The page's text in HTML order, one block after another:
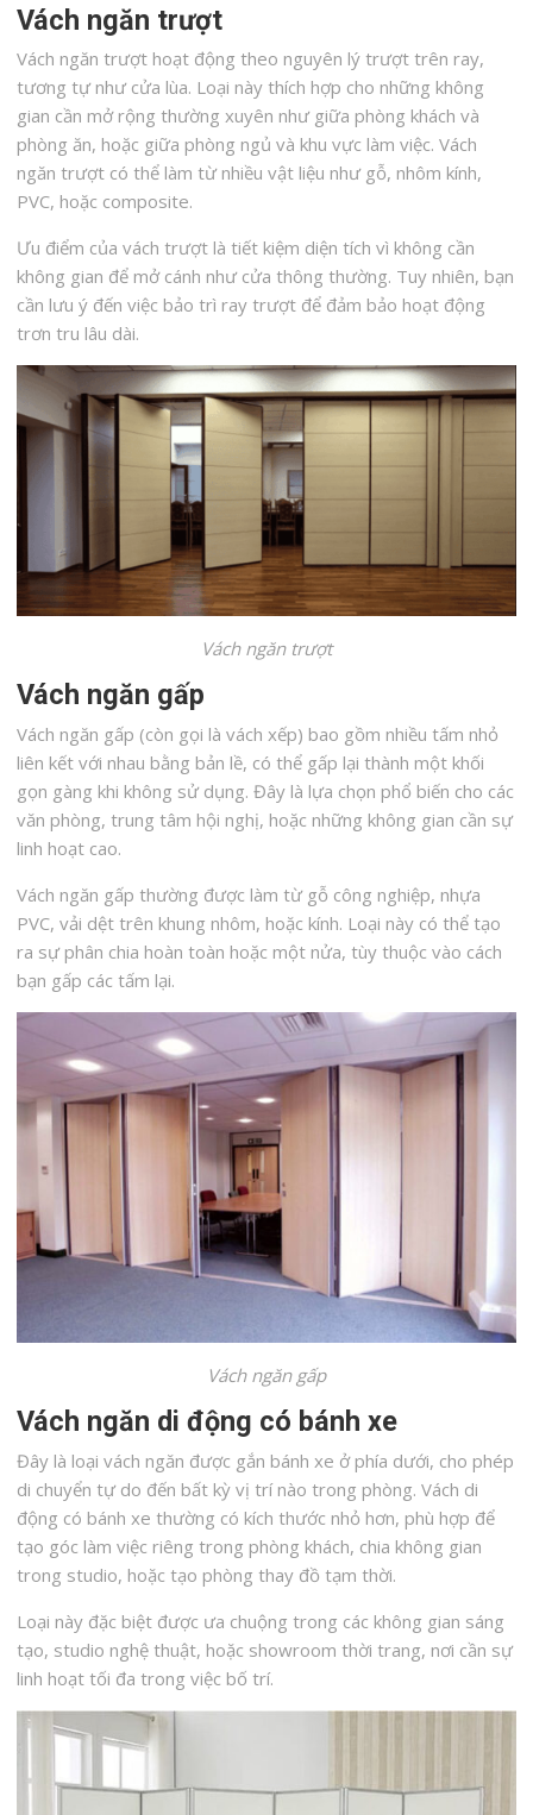
Vách ngăn trượt
Vách ngăn trượt hoạt động theo nguyên lý trượt trên ray,
tương tự như cửa lùa. Loại này thích hợp cho những không
gian cần mở rộng thường xuyên như giữa phòng khách và
phòng ăn, hoặc giữa phòng ngủ và khu vực làm việc. Vách
ngăn trượt có thể làm từ nhiều vật liệu như gỗ, nhôm kính,
PVC, hoặc composite.
Ưu điểm của vách trượt là tiết kiệm diện tích vì không cần
không gian để mở cánh như cửa thông thường. Tuy nhiên, bạn
cần lưu ý đến việc bảo trì ray trượt để đảm bảo hoạt động
trơn tru lâu dài.
Vách ngăn trượt
Vách ngăn gấp
Vách ngăn gấp (còn gọi là vách xếp) bao gồm nhiều tấm nhỏ
liên kết với nhau bằng bản lề, có thể gấp lại thành một khối
gọn gàng khi không sử dụng. Đây là lựa chọn phổ biến cho các
văn phòng, trung tâm hội nghị, hoặc những không gian cần sự
linh hoạt cao.
Vách ngăn gấp thường được làm từ gỗ công nghiệp, nhựa
PVC, vải dệt trên khung nhôm, hoặc kính. Loại này có thể tạo
ra sự phân chia hoàn toàn hoặc một nửa, tùy thuộc vào cách
bạn gấp các tấm lại.
Vách ngăn gấp
Vách ngăn di động có bánh xe
Đây là loại vách ngăn được gắn bánh xe ở phía dưới, cho phép
di chuyển tự do đến bất kỳ vị trí nào trong phòng. Vách di
động có bánh xe thường có kích thước nhỏ hơn, phù hợp để
tạo góc làm việc riêng trong phòng khách, chia không gian
trong studio, hoặc tạo phòng thay đồ tạm thời.
Loại này đặc biệt được ưa chuộng trong các không gian sáng
tạo, studio nghệ thuật, hoặc showroom thời trang, nơi cần sự
linh hoạt tối đa trong việc bố trí.